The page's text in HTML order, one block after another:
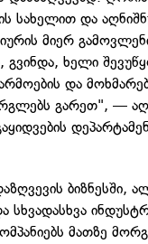
სახელით და
მიერ
გვინდა, ხელი
და
გარეთ", —
ბიზნესში,
მათზე